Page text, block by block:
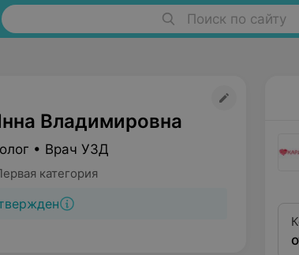
Поиск по сайту
Владимировна
• Врач УЗД
категория